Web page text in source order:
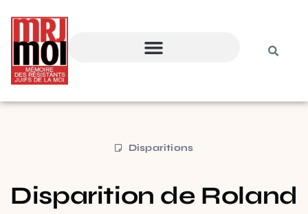
Disparitions
Disparition de Roland